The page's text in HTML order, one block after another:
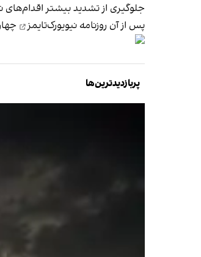
جلوگیری از تشدید بیشتر اقدام‌های
پس از آن روزنامه نیویورک‌تایمز چهارشنبه ۲۸ آبان گزارش داد که رییس‌جمهوری
پربازدیدترین‌ها